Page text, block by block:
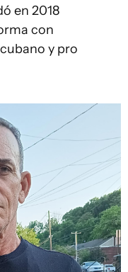
en 2018
con
y pro